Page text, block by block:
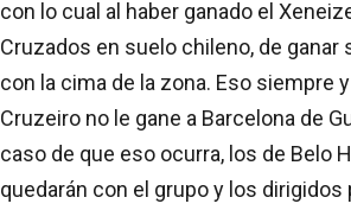
con lo cual al haber ganado el
Cruzados en suelo chileno, de ganar
con la cima de la zona. Eso siempre
Cruzeiro no le gane a Barcelona de
caso de que eso ocurra, los de Belo
quedarán con el grupo y los dirigidos